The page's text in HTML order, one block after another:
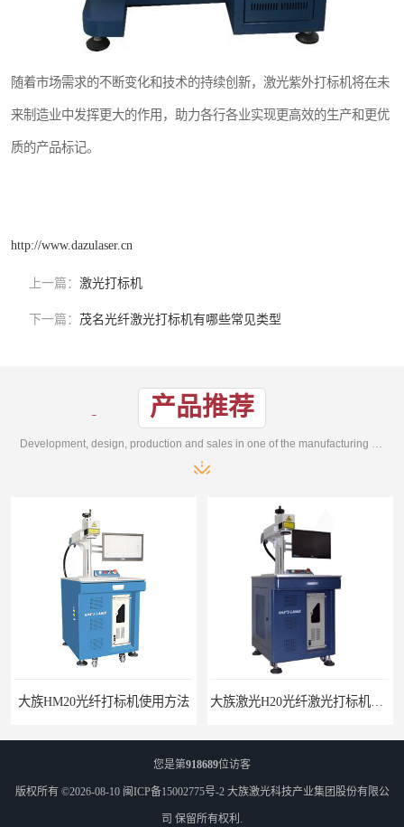
随着市场需求的不断变化和技术的持续创新，激光紫外打标机将在未
来制造业中发挥更大的作用，助力各行各业实现更高效的生产和更优
质的产品标记。
http://www.dazulaser.cn
上一篇： 激光打标机
下一篇： 茂名光纤激光打标机有哪些常见类型
产品推荐
Development, design, production and sales in one of the manufacturing enterprises
大族激光H20光纤激光打标机价格
您是第918689位访客
版权所有 ©2026-08-10 闽ICP备15002775号-2 大族激光科技产业集团股份有限公
司 保留所有权利.